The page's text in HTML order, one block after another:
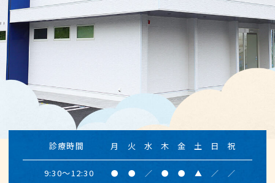
診療時間 月 火 水 木 金 土 日 祝
9:30～12:30 ● ● ／ ● ● ▲ ／ ／